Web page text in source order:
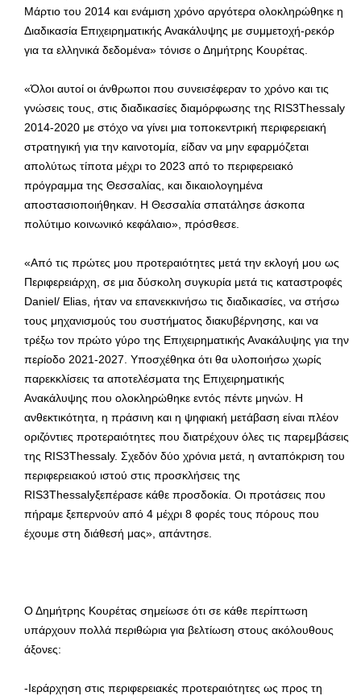
Μάρτιο του 2014 και ενάμιση χρόνο αργότερα ολοκληρώθηκε η
Διαδικασία Επιχειρηματικής Ανακάλυψης με συμμετοχή-ρεκόρ
για τα ελληνικά δεδομένα» τόνισε ο Δημήτρης Κουρέτας.
«Όλοι αυτοί οι άνθρωποι που συνεισέφεραν το χρόνο και τις
γνώσεις τους, στις διαδικασίες διαμόρφωσης της RIS3Thessaly
2014-2020 με στόχο να γίνει μια τοποκεντρική περιφερειακή
στρατηγική για την καινοτομία, είδαν να μην εφαρμόζεται
απολύτως τίποτα μέχρι το 2023 από το περιφερειακό
πρόγραμμα της Θεσσαλίας, και δικαιολογημένα
αποστασιοποιήθηκαν. Η Θεσσαλία σπατάλησε άσκοπα
πολύτιμο κοινωνικό κεφάλαιο», πρόσθεσε.
«Από τις πρώτες μου προτεραιότητες μετά την εκλογή μου ως
Περιφερειάρχη, σε μια δύσκολη συγκυρία μετά τις καταστροφές
Daniel/ Elias, ήταν να επανεκκινήσω τις διαδικασίες, να στήσω
τους μηχανισμούς του συστήματος διακυβέρνησης, και να
τρέξω τον πρώτο γύρο της Επιχειρηματικής Ανακάλυψης για την
περίοδο 2021-2027. Υποσχέθηκα ότι θα υλοποιήσω χωρίς
παρεκκλίσεις τα αποτελέσματα της Επιχειρηματικής
Ανακάλυψης που ολοκληρώθηκε εντός πέντε μηνών. Η
ανθεκτικότητα, η πράσινη και η ψηφιακή μετάβαση είναι πλέον
οριζόντιες προτεραιότητες που διατρέχουν όλες τις παρεμβάσεις
της RIS3Thessaly. Σχεδόν δύο χρόνια μετά, η ανταπόκριση του
περιφερειακού ιστού στις προσκλήσεις της
RIS3Thessalyξεπέρασε κάθε προσδοκία. Οι προτάσεις που
πήραμε ξεπερνούν από 4 μέχρι 8 φορές τους πόρους που
έχουμε στη διάθεσή μας», απάντησε.
Ο Δημήτρης Κουρέτας σημείωσε ότι σε κάθε περίπτωση
υπάρχουν πολλά περιθώρια για βελτίωση στους ακόλουθους
άξονες:
-Ιεράρχηση στις περιφερειακές προτεραιότητες ως προς τη